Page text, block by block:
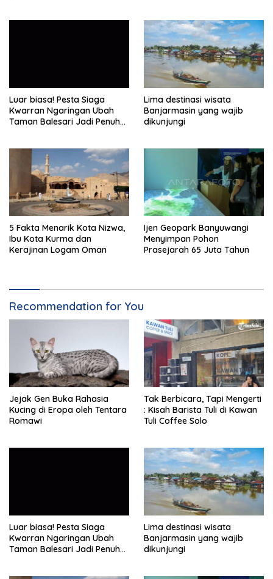
Luar biasa! Pesta Siaga
Kwarran Ngaringan Ubah
Taman Balesari Jadi Penuh
Lima destinasi wisata
Banjarmasin yang wajib
dikunjungi
5 Fakta Menarik Kota Nizwa,
Ibu Kota Kurma dan
Kerajinan Logam Oman
Ijen Geopark Banyuwangi
Menyimpan Pohon
Prasejarah 65 Juta Tahun
Recommendation for You
Jejak Gen Buka Rahasia
Kucing di Eropa oleh Tentara
Romawi
Tak Berbicara, Tapi Mengerti
: Kisah Barista Tuli di Kawan
Tuli Coffee Solo
Luar biasa! Pesta Siaga
Kwarran Ngaringan Ubah
Taman Balesari Jadi Penuh
Lima destinasi wisata
Banjarmasin yang wajib
dikunjungi